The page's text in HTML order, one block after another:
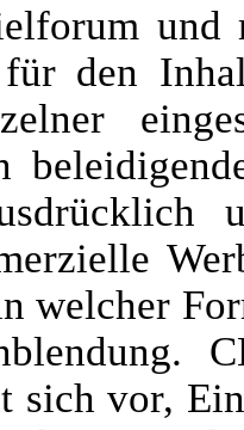
und
für den
welcher
sich vor,